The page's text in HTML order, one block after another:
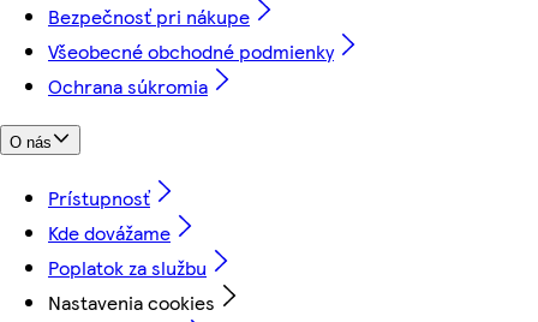
Bezpečnosť pri nákupe
Všeobecné obchodné podmienky
Ochrana súkromia
O nás
Prístupnosť
Kde dovážame
Poplatok za službu
Nastavenia cookies